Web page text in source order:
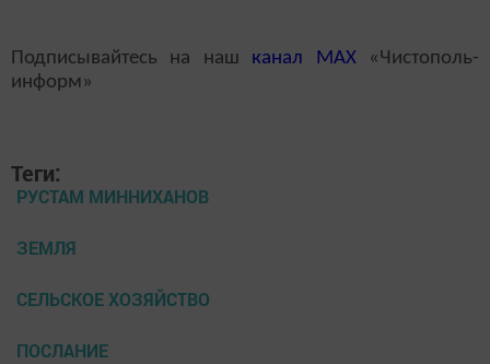
Подписывайтесь на наш канал MAX«Чистополь-
информ»
Теги:
РУСТАМ МИННИХАНОВ
ЗЕМЛЯ
СЕЛЬСКОЕ ХОЗЯЙСТВО
ПОСЛАНИЕ